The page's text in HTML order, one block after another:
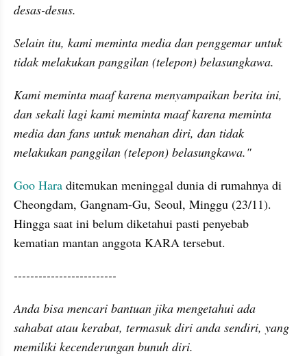
desas-desus.
Selain itu, kami meminta media dan penggemar untuk
tidak melakukan panggilan (telepon) belasungkawa.
Kami meminta maaf karena menyampaikan berita ini,
dan sekali lagi kami meminta maaf karena meminta
media dan fans untuk menahan diri, dan tidak
melakukan panggilan (telepon) belasungkawa."
Goo Hara ditemukan meninggal dunia di rumahnya di
Cheongdam, Gangnam-Gu, Seoul, Minggu (23/11).
Hingga saat ini belum diketahui pasti penyebab
kematian mantan anggota KARA tersebut.
-------------------------
Anda bisa mencari bantuan jika mengetahui ada
sahabat atau kerabat, termasuk diri anda sendiri, yang
memiliki kecenderungan bunuh diri.